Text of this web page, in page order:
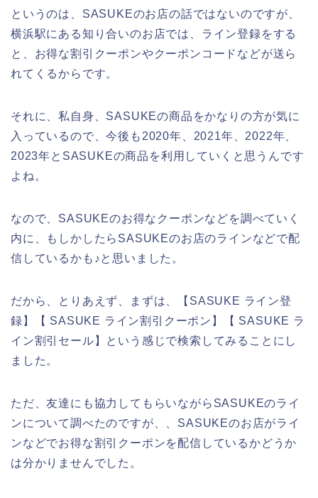
というのは、SASUKEのお店の話ではないのですが、
横浜駅にある知り合いのお店では、ライン登録をする
と、お得な割引クーポンやクーポンコードなどが送ら
れてくるからです。
それに、私自身、SASUKEの商品をかなりの方が気に
入っているので、今後も2020年、2021年、2022年、
2023年とSASUKEの商品を利用していくと思うんです
よね。
なので、SASUKEのお得なクーポンなどを調べていく
内に、もしかしたらSASUKEのお店のラインなどで配
信しているかも♪と思いました。
だから、とりあえず、まずは、【SASUKE ライン登
録】【 SASUKE ライン割引クーポン】【 SASUKE ラ
イン割引セール】という感じで検索してみることにし
ました。
ただ、友達にも協力してもらいながらSASUKEのライ
ンについて調べたのですが、、SASUKEのお店がライ
ンなどでお得な割引クーポンを配信しているかどうか
は分かりませんでした。